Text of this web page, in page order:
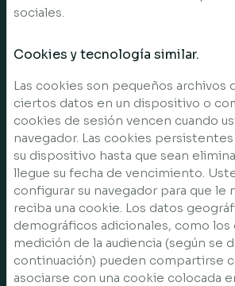
sociales.
Cookies y tecnología similar.
Las cookies son pequeños archivos
ciertos datos en un dispositivo o
cookies de sesión vencen cuando
navegador. Las cookies
su dispositivo hasta que sean
llegue su fecha de vencimiento.
configurar su navegador para que le
reciba una cookie. Los datos
demográficos adicionales, como los
medición de la audiencia (según se
continuación) pueden compartirse
asociarse con una cookie colocada